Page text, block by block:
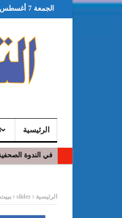
الجمعة 7 أغسطس 2026
الرئيسية
طبرقة تستعيد
الرئيسية slider ببيت